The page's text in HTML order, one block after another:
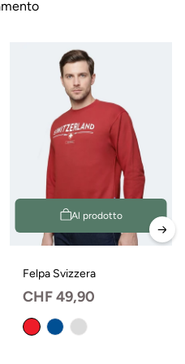
Al prodotto
Felpa Svizzera
Prezzo
normale
CHF 49,90